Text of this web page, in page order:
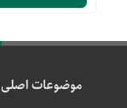
موضوعات